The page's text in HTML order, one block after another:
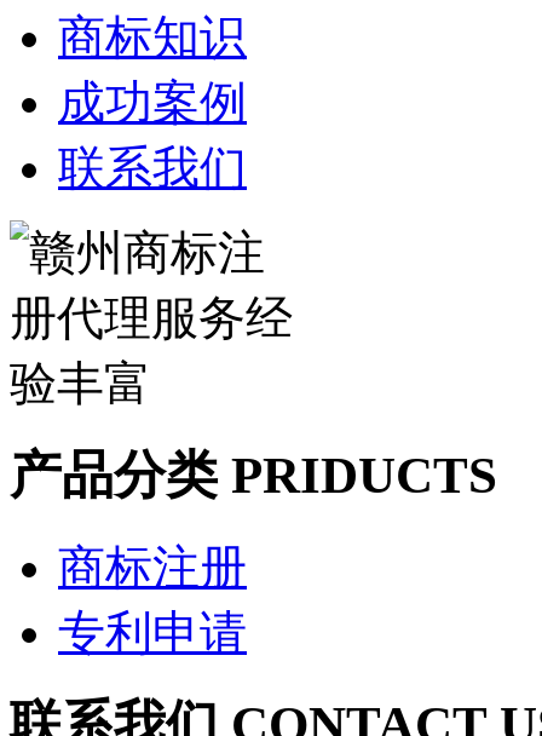
商标知识
成功案例
联系我们
产品分类 PRIDUCTS
商标注册
专利申请
联系我们 CONTACT